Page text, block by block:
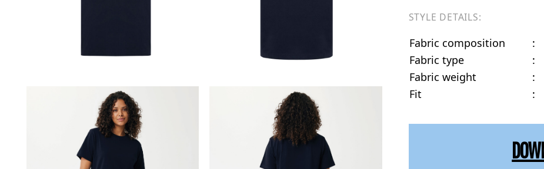
STYLE DETAILS:
Fabric composition :
Fabric type
:
Fabric weight
:
Fit
: